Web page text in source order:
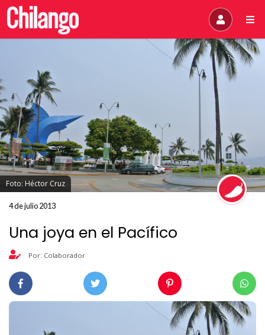
Foto: Héctor Cruz
4 de julio 2013
Una joya en el Pacífico
Por: Colaborador